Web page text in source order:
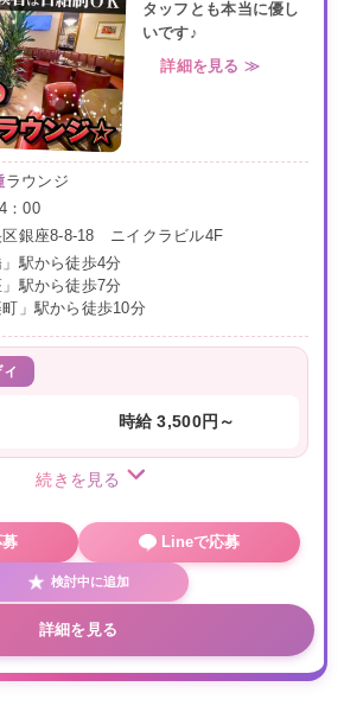
タッフとも本当に優し
いです♪
詳細を見る ≫
ラウンジ
：00
区銀座8-8-18 ニイクラビル4F
駅から徒歩4分
駅から徒歩7分
」駅から徒歩10分
時給 3,500円～
続きを見る
Lineで応募
検討中に追加
詳細を見る